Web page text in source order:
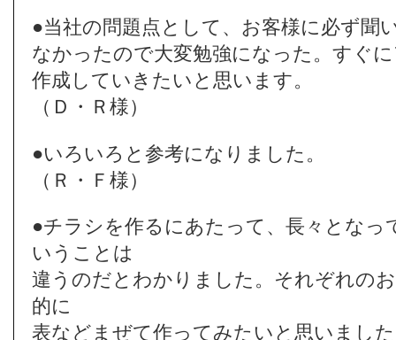
●当社の問題点として、お客様に必ず聞
なかったので大変勉強になった。すぐ
作成していきたいと思います。
（Ｄ・Ｒ様）
●いろいろと参考になりました。
（Ｒ・Ｆ様）
●チラシを作るにあたって、長々となっ
いうことは
違うのだとわかりました。それぞれの
的に
表などまぜて作ってみたいと思いまし